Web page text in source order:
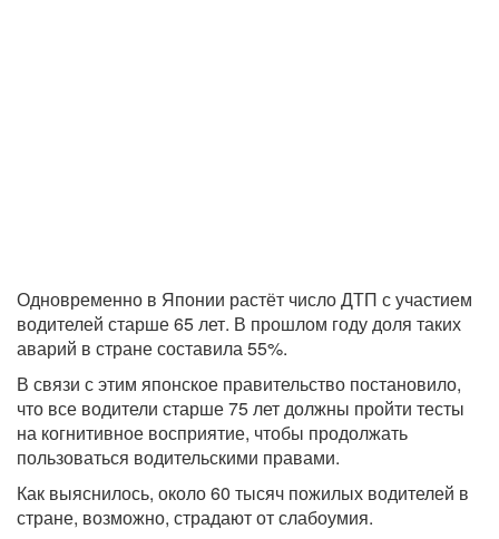
Одновременно в Японии растёт число ДТП с участием
водителей старше 65 лет. В прошлом году доля таких
аварий в стране составила 55%.
В связи с этим японское правительство постановило,
что все водители старше 75 лет должны пройти тесты
на когнитивное восприятие, чтобы продолжать
пользоваться водительскими правами.
Как выяснилось, около 60 тысяч пожилых водителей в
стране, возможно, страдают от слабоумия.